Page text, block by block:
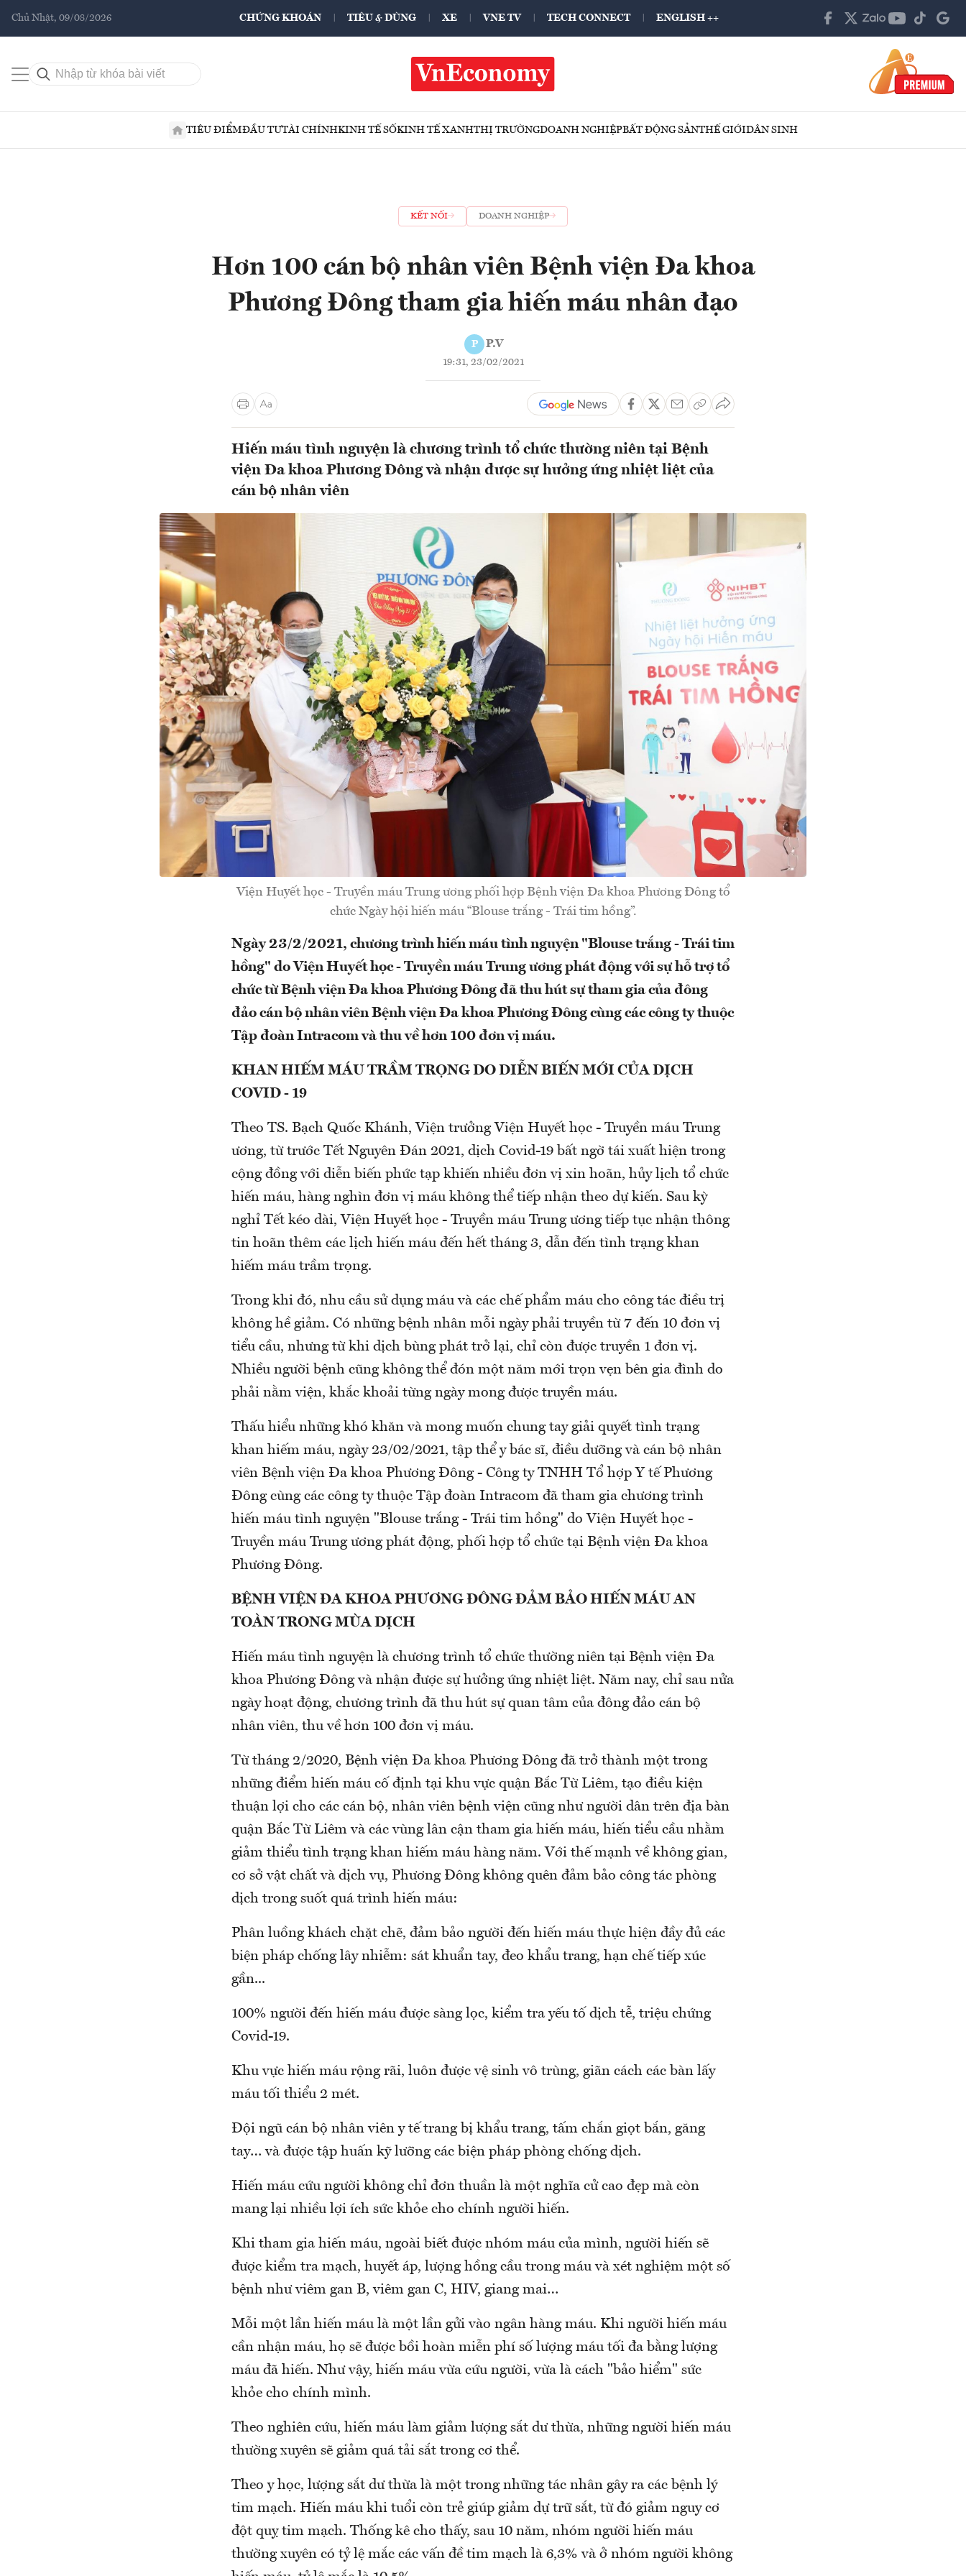
Chủ Nhật, 09/08/2026 CHỨNG KHOÁN TIÊU & DÙNG XE VNE TV TECH CONNECT ENGLISH ++
TIÊU ĐIỂMĐẦU TƯTÀI CHÍNHKINH TẾ SỐKINH TẾ XANHTHỊ TRƯỜNGDOANH NGHIỆPBẤT ĐỘNG SẢNTHẾ GIỚIDÂN SINH
KẾT NỐI DOANH NGHIỆP
Hơn 100 cán bộ nhân viên Bệnh viện Đa khoa
Phương Đông tham gia hiến máu nhân đạo
P P.V
19:31, 23/02/2021
Hiến máu tình nguyện là chương trình tổ chức thường niên tại Bệnh
viện Đa khoa Phương Đông và nhận được sự hưởng ứng nhiệt liệt của
cán bộ nhân viên
Viện Huyết học - Truyền máu Trung ương phối hợp Bệnh viện Đa khoa Phương Đông tổ
chức Ngày hội hiến máu “Blouse trắng - Trái tim hồng”.
Ngày 23/2/2021, chương trình hiến máu tình nguyện "Blouse trắng - Trái tim
hồng" do Viện Huyết học - Truyền máu Trung ương phát động với sự hỗ trợ tổ
chức từ Bệnh viện Đa khoa Phương Đông đã thu hút sự tham gia của đông
đảo cán bộ nhân viên Bệnh viện Đa khoa Phương Đông cùng các công ty thuộc
Tập đoàn Intracom và thu về hơn 100 đơn vị máu.
KHAN HIẾM MÁU TRẦM TRỌNG DO DIỄN BIẾN MỚI CỦA DỊCH
COVID - 19
Theo TS. Bạch Quốc Khánh, Viện trưởng Viện Huyết học - Truyền máu Trung
ương, từ trước Tết Nguyên Đán 2021, dịch Covid-19 bất ngờ tái xuất hiện trong
cộng đồng với diễn biến phức tạp khiến nhiều đơn vị xin hoãn, hủy lịch tổ chức
hiến máu, hàng nghìn đơn vị máu không thể tiếp nhận theo dự kiến. Sau kỳ
nghỉ Tết kéo dài, Viện Huyết học - Truyền máu Trung ương tiếp tục nhận thông
tin hoãn thêm các lịch hiến máu đến hết tháng 3, dẫn đến tình trạng khan
hiếm máu trầm trọng.
Trong khi đó, nhu cầu sử dụng máu và các chế phẩm máu cho công tác điều trị
không hề giảm. Có những bệnh nhân mỗi ngày phải truyền từ 7 đến 10 đơn vị
tiểu cầu, nhưng từ khi dịch bùng phát trở lại, chỉ còn được truyền 1 đơn vị.
Nhiều người bệnh cũng không thể đón một năm mới trọn vẹn bên gia đình do
phải nằm viện, khắc khoải từng ngày mong được truyền máu.
Thấu hiểu những khó khăn và mong muốn chung tay giải quyết tình trạng
khan hiếm máu, ngày 23/02/2021, tập thể y bác sĩ, điều dưỡng và cán bộ nhân
viên Bệnh viện Đa khoa Phương Đông - Công ty TNHH Tổ hợp Y tế Phương
Đông cùng các công ty thuộc Tập đoàn Intracom đã tham gia chương trình
hiến máu tình nguyện "Blouse trắng - Trái tim hồng" do Viện Huyết học -
Truyền máu Trung ương phát động, phối hợp tổ chức tại Bệnh viện Đa khoa
Phương Đông.
BỆNH VIỆN ĐA KHOA PHƯƠNG ĐÔNG ĐẢM BẢO HIẾN MÁU AN
TOÀN TRONG MÙA DỊCH
Hiến máu tình nguyện là chương trình tổ chức thường niên tại Bệnh viện Đa
khoa Phương Đông và nhận được sự hưởng ứng nhiệt liệt. Năm nay, chỉ sau nửa
ngày hoạt động, chương trình đã thu hút sự quan tâm của đông đảo cán bộ
nhân viên, thu về hơn 100 đơn vị máu.
Từ tháng 2/2020, Bệnh viện Đa khoa Phương Đông đã trở thành một trong
những điểm hiến máu cố định tại khu vực quận Bắc Từ Liêm, tạo điều kiện
thuận lợi cho các cán bộ, nhân viên bệnh viện cũng như người dân trên địa bàn
quận Bắc Từ Liêm và các vùng lân cận tham gia hiến máu, hiến tiểu cầu nhằm
giảm thiểu tình trạng khan hiếm máu hàng năm. Với thế mạnh về không gian,
cơ sở vật chất và dịch vụ, Phương Đông không quên đảm bảo công tác phòng
dịch trong suốt quá trình hiến máu:
Phân luồng khách chặt chẽ, đảm bảo người đến hiến máu thực hiện đầy đủ các
biện pháp chống lây nhiễm: sát khuẩn tay, đeo khẩu trang, hạn chế tiếp xúc
gần...
100% người đến hiến máu được sàng lọc, kiểm tra yếu tố dịch tễ, triệu chứng
Covid-19.
Khu vực hiến máu rộng rãi, luôn được vệ sinh vô trùng, giãn cách các bàn lấy
máu tối thiểu 2 mét.
Đội ngũ cán bộ nhân viên y tế trang bị khẩu trang, tấm chắn giọt bắn, găng
tay… và được tập huấn kỹ lưỡng các biện pháp phòng chống dịch.
Hiến máu cứu người không chỉ đơn thuần là một nghĩa cử cao đẹp mà còn
mang lại nhiều lợi ích sức khỏe cho chính người hiến.
Khi tham gia hiến máu, ngoài biết được nhóm máu của mình, người hiến sẽ
được kiểm tra mạch, huyết áp, lượng hồng cầu trong máu và xét nghiệm một số
bệnh như viêm gan B, viêm gan C, HIV, giang mai…
Mỗi một lần hiến máu là một lần gửi vào ngân hàng máu. Khi người hiến máu
cần nhận máu, họ sẽ được bồi hoàn miễn phí số lượng máu tối đa bằng lượng
máu đã hiến. Như vậy, hiến máu vừa cứu người, vừa là cách "bảo hiểm" sức
khỏe cho chính mình.
Theo nghiên cứu, hiến máu làm giảm lượng sắt dư thừa, những người hiến máu
thường xuyên sẽ giảm quá tải sắt trong cơ thể.
Theo y học, lượng sắt dư thừa là một trong những tác nhân gây ra các bệnh lý
tim mạch. Hiến máu khi tuổi còn trẻ giúp giảm dự trữ sắt, từ đó giảm nguy cơ
đột quỵ tim mạch. Thống kê cho thấy, sau 10 năm, nhóm người hiến máu
thường xuyên có tỷ lệ mắc các vấn đề tim mạch là 6,3% và ở nhóm người không